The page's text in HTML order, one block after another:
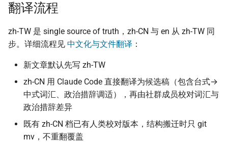
翻译流程
zh-TW 是 single source of truth，zh-CN 与 en 从 zh-TW 同
步。详细流程见 中文化与文件翻译 ：
新文章默认先写 zh-TW
zh-CN 用 Claude Code 直接翻译为候选稿（包含台式→
中式词汇、政治措辞调适），再由社群成员校对词汇与
政治措辞差异
既有 zh-CN 档已有人类校对版本，结构搬迁时只 git
mv，不重翻覆盖